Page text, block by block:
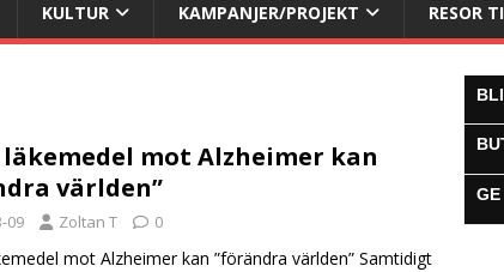
KULTUR KAMPANJER/PROJEKT RESOR
mot Alzheimer kan
världen”
09 Zoltan T 0
mot Alzheimer kan ”förändra världen” Samtidigt
GE